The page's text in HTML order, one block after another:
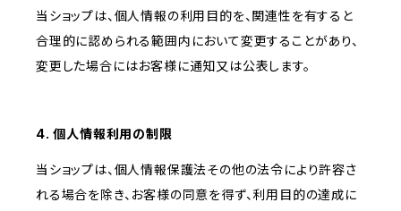
当ショップは、個人情報の利用目的を、関連性を有すると
合理的に認められる範囲内において変更することがあり、
変更した場合にはお客様に通知又は公表します。
4. 個人情報利用の制限
当ショップは、個人情報保護法その他の法令により許容さ
れる場合を除き、お客様の同意を得ず、利用目的の達成に